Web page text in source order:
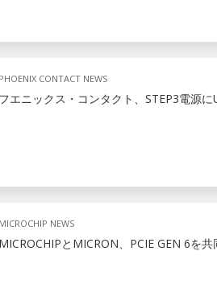
PHOENIX CONTACT NEWS
フエニックス・コンタクト、STEP3電源
MICROCHIP NEWS
MICROCHIPとMICRON、PCIE GEN 6を共